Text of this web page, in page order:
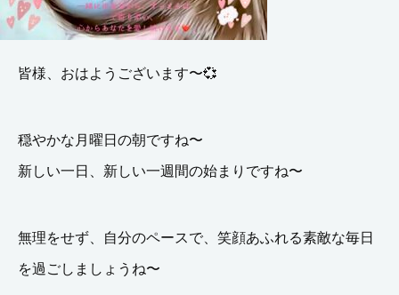
皆様、おはようございます〜💞
穏やかな月曜日の朝ですね〜
新しい一日、新しい一週間の始まりですね〜
無理をせず、自分のペースで、笑顔あふれる素敵な毎日
を過ごしましょうね〜